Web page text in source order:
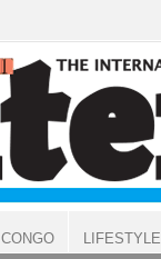
CONGO LIFESTYLE